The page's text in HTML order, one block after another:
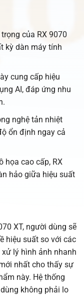
của RX 9070
kỳ dàn máy tính
cung cấp hiệu
AI, đáp ứng nhu
nghệ tản nhiệt
ổn định ngay cả
họa cao cấp, RX
hảo giữa hiệu suất
XT, người dùng sẽ
hiệu suất so với các
lý hình ảnh nhanh
nhất cho thấy sự
này. Hệ thống
không phải lo